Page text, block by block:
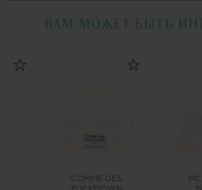
ВАМ МОЖЕТ БЫТЬ
COMME DES